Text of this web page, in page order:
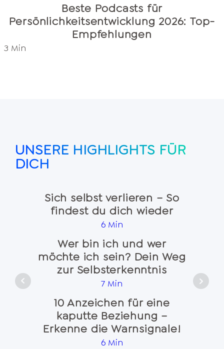
Beste Podcasts für
Persönlichkeitsentwicklung 2026: Top-
Empfehlungen
3 Min
UNSERE HIGHLIGHTS FÜR
DICH
Sich selbst verlieren – So
findest du dich wieder
6 Min
Wer bin ich und wer
möchte ich sein? Dein Weg
zur Selbsterkenntnis
7 Min
10 Anzeichen für eine
kaputte Beziehung –
Erkenne die Warnsignale!
6 Min